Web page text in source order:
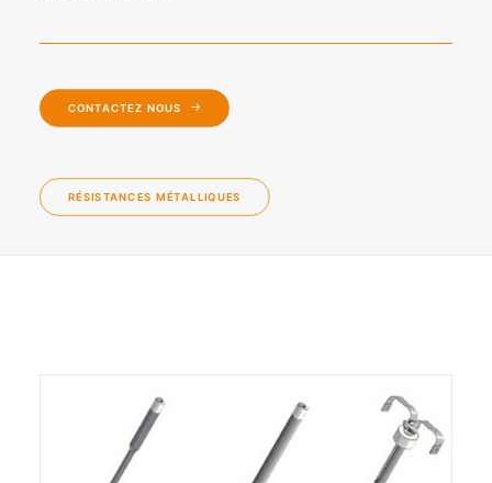
CONTACTEZ NOUS
RÉSISTANCES MÉTALLIQUES